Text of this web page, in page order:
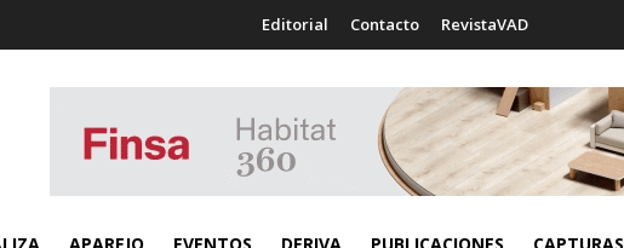
Editorial Contacto RevistaVAD